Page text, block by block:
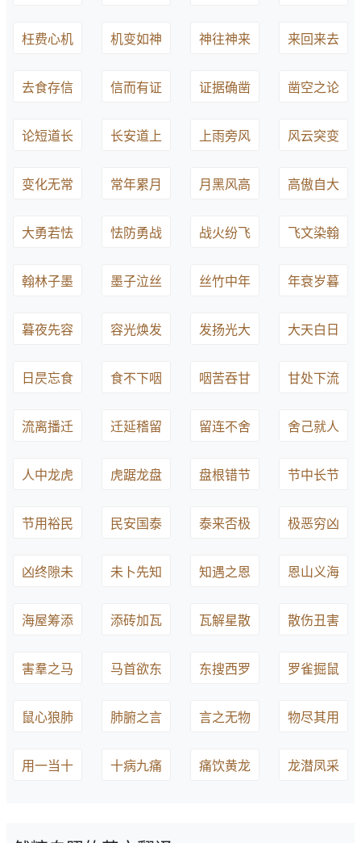
枉费心机 机变如神 神往神来 来回来去
去食存信 信而有证 证据确凿 凿空之论
论短道长 长安道上 上雨旁风 风云突变
变化无常 常年累月 月黑风高 高傲自大
大勇若怯 怯防勇战 战火纷飞 飞文染翰
翰林子墨 墨子泣丝 丝竹中年 年衰岁暮
暮夜先容 容光焕发 发扬光大 大天白日
日昃忘食 食不下咽 咽苦吞甘 甘处下流
流离播迁 迁延稽留 留连不舍 舍己就人
人中龙虎 虎踞龙盘 盘根错节 节中长节
节用裕民 民安国泰 泰来否极 极恶穷凶
凶终隙未 未卜先知 知遇之恩 恩山义海
海屋筹添 添砖加瓦 瓦解星散 散伤丑害
害羣之马 马首欲东 东搜西罗 罗雀掘鼠
鼠心狼肺 肺腑之言 言之无物 物尽其用
用一当十 十病九痛 痛饮黄龙 龙潜凤采